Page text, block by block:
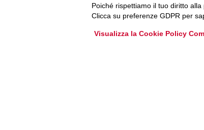
Poiché rispettiamo il tuo diritto
Clicca su preferenze GDPR per
Visualizza la Cookie Policy